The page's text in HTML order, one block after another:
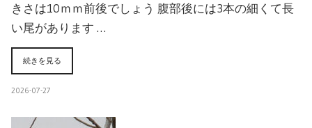
きさは10ｍｍ前後でしょう 腹部後には3本の細くて長
い尾があります …
続きを見る
2026-07-27